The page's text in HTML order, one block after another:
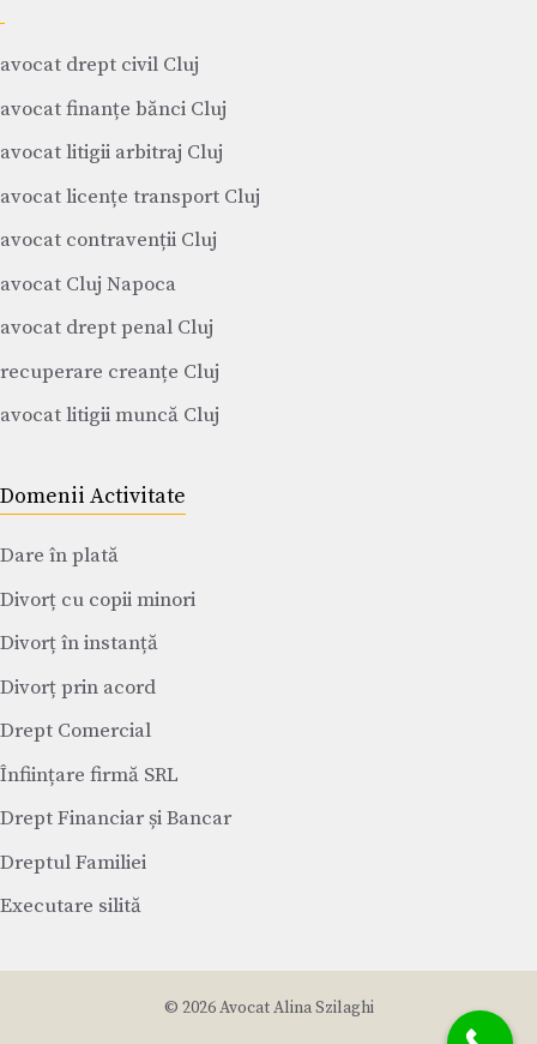
avocat drept civil Cluj
avocat finanțe bănci Cluj
avocat litigii arbitraj Cluj
avocat licențe transport Cluj
avocat contravenții Cluj
avocat Cluj Napoca
avocat drept penal Cluj
recuperare creanțe Cluj
avocat litigii muncă Cluj
Domenii Activitate
Dare în plată
Divorț cu copii minori
Divorț în instanță
Divorț prin acord
Drept Comercial
Înființare firmă SRL
Drept Financiar și Bancar
Dreptul Familiei
Executare silită
© 2026 Avocat Alina Szilaghi